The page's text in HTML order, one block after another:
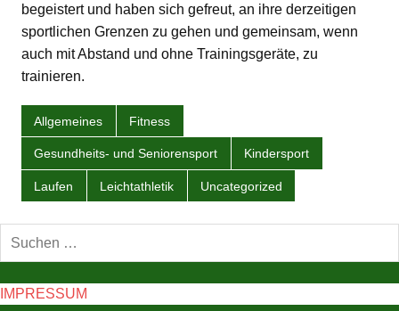
begeistert und haben sich gefreut, an ihre derzeitigen
sportlichen Grenzen zu gehen und gemeinsam, wenn
auch mit Abstand und ohne Trainingsgeräte, zu
trainieren.
Allgemeines Fitness
Gesundheits- und Seniorensport Kindersport
Laufen Leichtathletik Uncategorized
IMPRESSUM